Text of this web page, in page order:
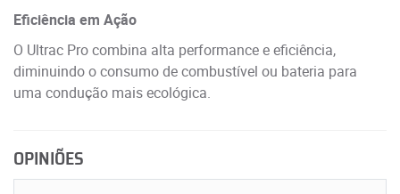
Eficiência em Ação
O Ultrac Pro combina alta performance e eficiência,
diminuindo o consumo de combustível ou bateria para
uma condução mais ecológica.
OPINIÕES